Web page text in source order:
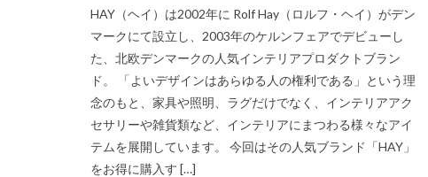
HAY（ヘイ）は2002年に Rolf Hay（ロルフ・ヘイ）がデン
マークにて設立し、2003年のケルンフェアでデビューし
た、北欧デンマークの人気インテリアプロダクトブラン
ド。 「よいデザインはあらゆる人の権利である」という理
念のもと、家具や照明、ラグだけでなく、インテリアアク
セサリーや雑貨類など、インテリアにまつわる様々なアイ
テムを展開しています。 今回はその人気ブランド「HAY」
をお得に購入す […]